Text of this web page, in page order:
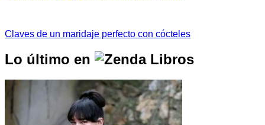
Claves de un maridaje perfecto con cócteles
Lo último en